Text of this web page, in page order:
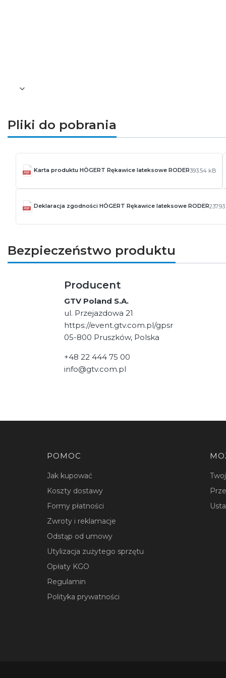
Pliki do pobrania
Karta produktu HÖGERT Rękawice lateksowe RODER393.54 kB
Deklaracja zgodności HÖGERT Rękawice lateksowe RODER
Bezpieczeństwo produktu
Producent
GTV Poland S.A.
ul. Przejazdowa 21
https://event.gtv.com.pl/gpsr
05-800 Pruszków, Polska
+48 22 444 75 00
info@gtv.com.pl
Linki w stopce
POMOC
Jak kupować
Koszty dostawy
Formy płatności
Zwroty i reklamacje
Odstąp od umowy
Utylizacja zużytego sprzętu
Opłaty KGO
Regulamin
Polityka prywatności